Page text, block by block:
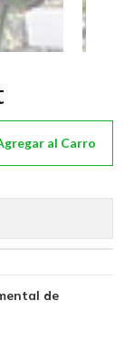
al Carro
de